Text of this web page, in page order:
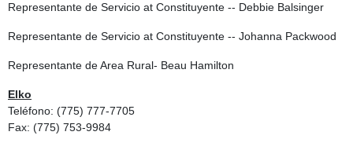
Representante de Servicio at Constituyente -- Debbie Balsinger
Representante de Servicio at Constituyente -- Johanna Packwood
Representante de Area Rural- Beau Hamilton
Elko
Teléfono: (775) 777-7705
Fax: (775) 753-9984